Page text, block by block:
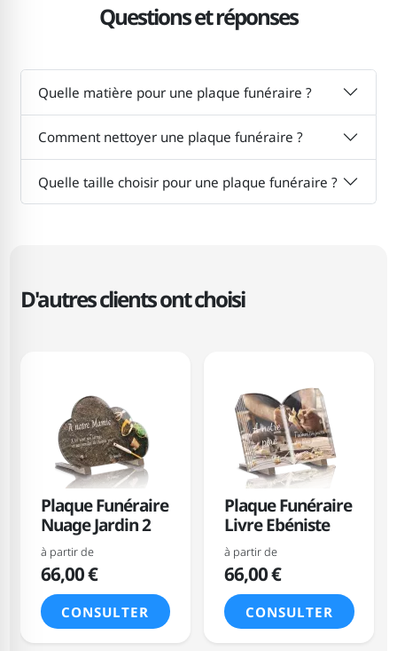
Questions et réponses
Quelle matière pour une plaque funéraire ?
Comment nettoyer une plaque funéraire ?
Quelle taille choisir pour une plaque funéraire ?
D'autres clients ont choisi
Plaque Funéraire
Nuage Jardin 2
à partir de
66,00 €
CONSULTER
Plaque Funéraire
Livre Ebéniste
à partir de
66,00 €
CONSULTER